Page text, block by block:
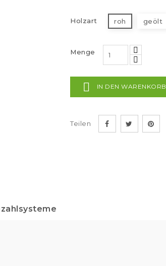
Holzart roh geölt
Menge
 IN DEN WARENKORB
Teilen